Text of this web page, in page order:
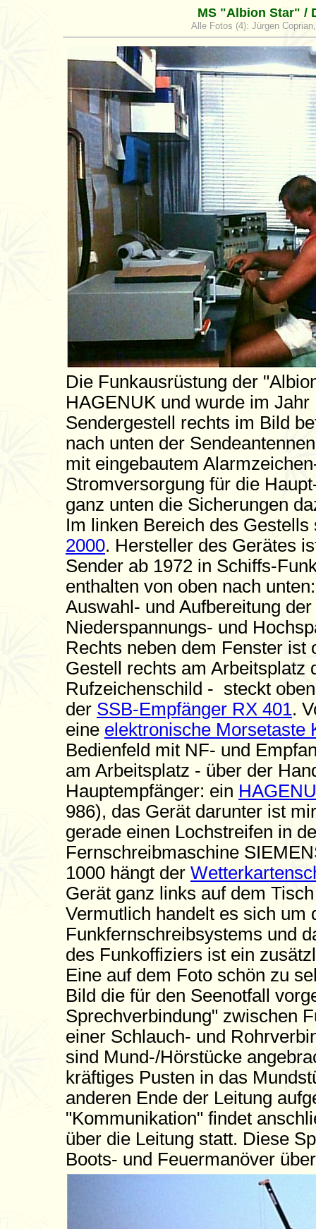
MS "Albion Star" /
Alle Fotos (4): Jürgen
Die Funkausrüstung der
HAGENUK und wurde im
Sendergestell rechts im Bild
nach unten der
mit eingebautem
Stromversorgung für die
ganz unten die Sicherungen
Im linken Bereich des
2000. Hersteller des Gerätes
Sender ab 1972 in Schiffs-
enthalten von oben nach
Auswahl- und Aufbereitung
Niederspannungs- und
Rechts neben dem Fenster ist
Gestell rechts am Arbeitsplatz
Rufzeichenschild - steckt
der SSB-Empfänger RX 401.
eine elektronische Morsetaste
Bedienfeld mit NF- und
am Arbeitsplatz - über der
Hauptempfänger: ein
986), das Gerät darunter ist
gerade einen Lochstreifen in
Fernschreibmaschine
1000 hängt der
Gerät ganz links auf dem
Vermutlich handelt es sich um
Funkfernschreibsystems und
des Funkoffiziers ist ein
Eine auf dem Foto schön zu
Bild die für den Seenotfall
Sprechverbindung" zwischen
einer Schlauch- und
sind Mund-/Hörstücke
kräftiges Pusten in das
anderen Ende der Leitung
"Kommunikation" findet
über die Leitung statt. Diese
Boots- und Feuermanöver